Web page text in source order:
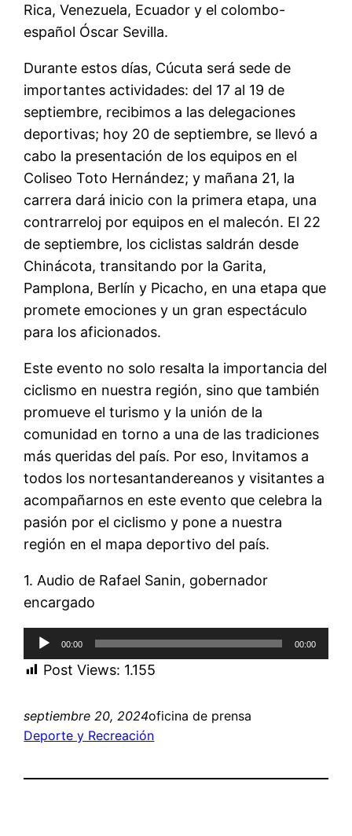
Rica, Venezuela, Ecuador y el colombo-
español Óscar Sevilla.
Durante estos días, Cúcuta será sede de
importantes actividades: del 17 al 19 de
septiembre, recibimos a las delegaciones
deportivas; hoy 20 de septiembre, se llevó a
cabo la presentación de los equipos en el
Coliseo Toto Hernández; y mañana 21, la
carrera dará inicio con la primera etapa, una
contrarreloj por equipos en el malecón. El 22
de septiembre, los ciclistas saldrán desde
Chinácota, transitando por la Garita,
Pamplona, Berlín y Picacho, en una etapa que
promete emociones y un gran espectáculo
para los aficionados.
Este evento no solo resalta la importancia del
ciclismo en nuestra región, sino que también
promueve el turismo y la unión de la
comunidad en torno a una de las tradiciones
más queridas del país. Por eso, Invitamos a
todos los nortesantandereanos y visitantes a
acompañarnos en este evento que celebra la
pasión por el ciclismo y pone a nuestra
región en el mapa deportivo del país.
1. Audio de Rafael Sanin, gobernador
encargado
Reproductor
de
audio
00:00 00:00
Post Views: 1.155
septiembre 20, 2024oficina de prensa
Deporte y Recreación